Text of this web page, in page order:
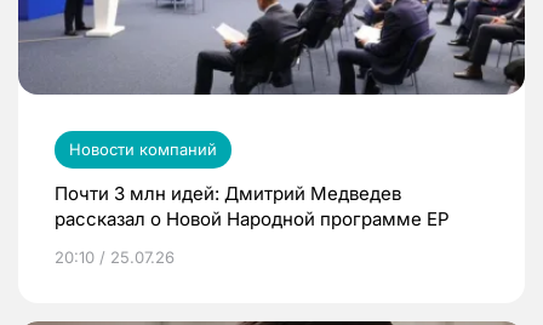
Новости компаний
Почти 3 млн идей: Дмитрий Медведев
рассказал о Новой Народной программе ЕР
20:10 / 25.07.26